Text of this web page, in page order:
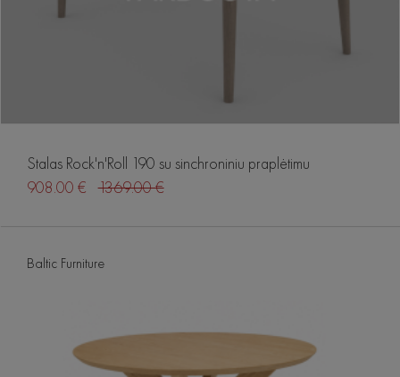
Stalas Rock'n'Roll 190 su sinchroniniu praplėtimu
908.00 € 1369.00 €
Baltic Furniture